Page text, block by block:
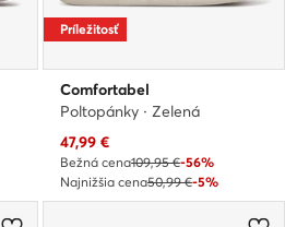
Príležitosť
Comfortabel
Poltopánky · Zelená
Aktuálna cena
47,99 €
Bežná cena109,95 €-56%
Najnižšia cena50,99 €-5%